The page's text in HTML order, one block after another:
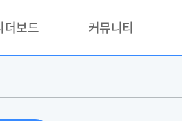
더보드 커뮤니티
활용성과 우수사례